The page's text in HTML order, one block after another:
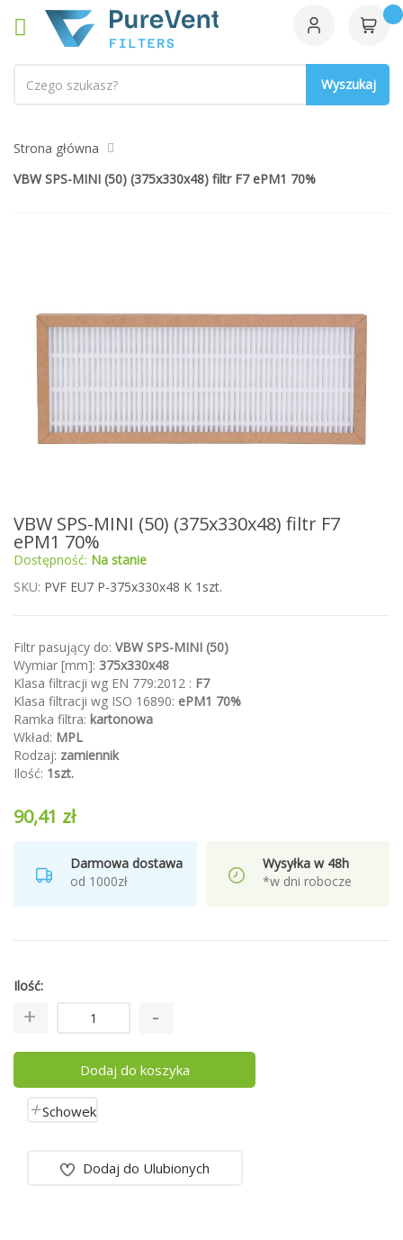
Strona główna
VBW SPS-MINI (50) (375x330x48) filtr F7 ePM1 70%
Przejdź
na
początek
galerii
VBW SPS-MINI (50) (375x330x48) filtr F7
ePM1 70%
Dostępność: Na stanie
SKU PVF EU7 P-375x330x48 K 1szt.
Filtr pasujący do: VBW SPS-MINI (50)
Wymiar [mm]: 375x330x48
Klasa filtracji wg EN 779:2012 : F7
Klasa filtracji wg ISO 16890: ePM1 70%
Ramka filtra: kartonowa
Wkład: MPL
Rodzaj: zamiennik
Ilość: 1szt.
90,41 zł
Darmowa dostawa
od 1000zł
Wysyłka w 48h
*w dni robocze
Ilość
Dodaj do koszyka
Schowek
Dodaj do Ulubionych